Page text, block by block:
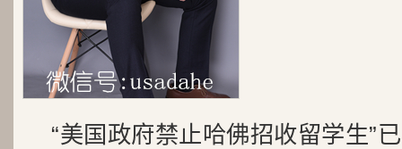
“美国政府禁止哈佛招收留学生”